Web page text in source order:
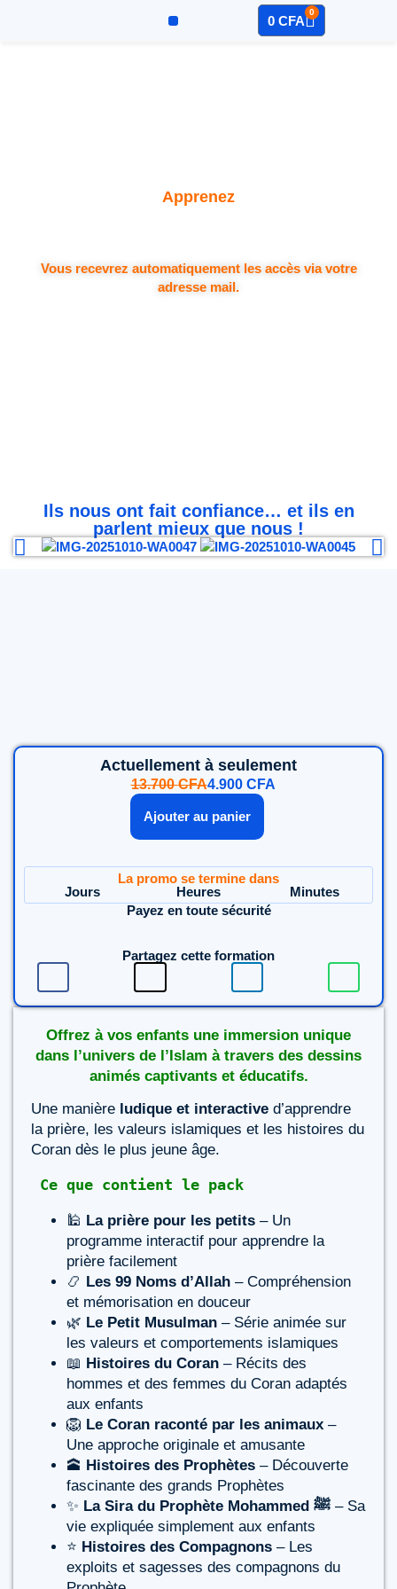
0 CFA
0
Apprenez
Vous recevrez automatiquement les accès via votre
adresse mail.
Ils nous ont fait confiance… et ils en
parlent mieux que nous !
Actuellement à seulement
13.700CFA4.900 CFA
Ajouter au panier
La promo se termine dans
Jours
Heures
Minutes
Payez en toute sécurité
Partagez cette formation
Offrez à vos enfants une immersion unique
dans l’univers de l’Islam à travers des dessins
animés captivants et éducatifs.
Une manière ludique et interactive d’apprendre
la prière, les valeurs islamiques et les histoires du
Coran dès le plus jeune âge.
Ce que contient le pack
🕌 La prière pour les petits – Un
programme interactif pour apprendre la
prière facilement
📿 Les 99 Noms d’Allah – Compréhension
et mémorisation en douceur
🌿 Le Petit Musulman – Série animée sur
les valeurs et comportements islamiques
📖 Histoires du Coran – Récits des
hommes et des femmes du Coran adaptés
aux enfants
🦁 Le Coran raconté par les animaux –
Une approche originale et amusante
🕋 Histoires des Prophètes – Découverte
fascinante des grands Prophètes
✨
La Sira du Prophète Mohammed ﷺ – Sa
vie expliquée simplement aux enfants
⭐ Histoires des Compagnons – Les
exploits et sagesses des compagnons du